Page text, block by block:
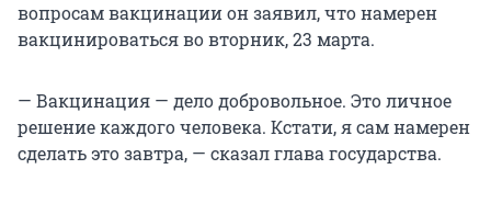
вопросам вакцинации он заявил, что намерен
вакцинироваться во вторник, 23 марта.
— Вакцинация — дело добровольное. Это личное
решение каждого человека. Кстати, я сам намерен
сделать это завтра, — сказал глава государства.